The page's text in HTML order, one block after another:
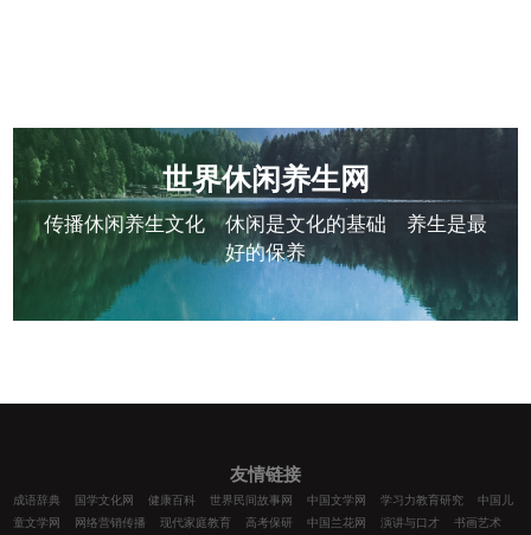
世界休闲养生网
传播休闲养生文化 休闲是文化的基础 养生是最
好的保养
友情链接
成语辞典 国学文化网 健康百科 世界民间故事网 中国文学网 学习力教育研究
中国儿
童文学网
网络营销传播 现代家庭教育 高考保研 中国兰花网 演讲与口才 书画艺术